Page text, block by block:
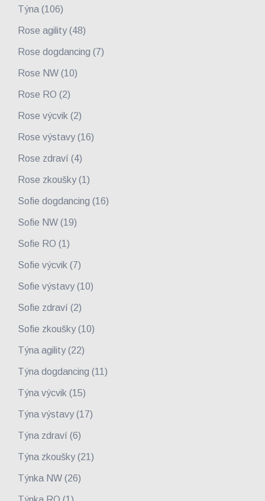
Týna (106)
Rose agility(48)
Rose dogdancing (7)
Rose NW (10)
Rose RO (2)
Rose výcvik (2)
Rose výstavy(16)
Rose zdraví (4)
Rose zkoušky(1)
Sofie dogdancing (16)
Sofie NW (19)
Sofie RO (1)
Sofie výcvik (7)
Sofie výstavy(10)
Sofie zdraví (2)
Sofie zkoušky(10)
Týna agility(22)
Týna dogdancing (11)
Týna výcvik (15)
Týna výstavy(17)
Týna zdraví (6)
Týna zkoušky(21)
Týnka NW (26)